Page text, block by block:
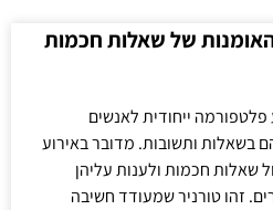
של שאלות חכמות
ייחודית לאנשים
בשאלות ותשובות. מדובר באירוע
שאלות חכמות ולענות עליהן
זהו טורניר שמעודד חשיבה